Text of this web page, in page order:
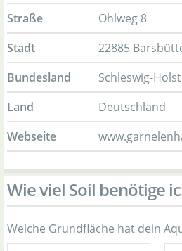
Straße
Ohlweg 8
Stadt
22885
Bundesland
Schleswig-
Land
Deutschland
Webseite
Wie viel Soil benötige
Welche Grundfläche hat dein